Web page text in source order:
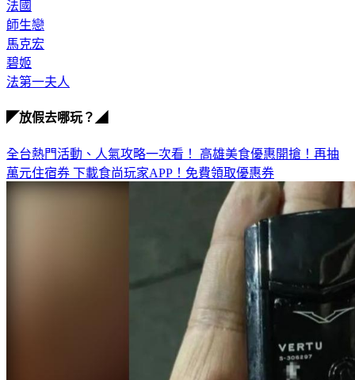
法國
師生戀
馬克宏
碧姬
法第一夫人
◤放假去哪玩？◢
全台熱門活動、人氣攻略一次看！ 高雄美食優惠開搶！再抽
萬元住宿券 下載食尚玩家APP！免費領取優惠券